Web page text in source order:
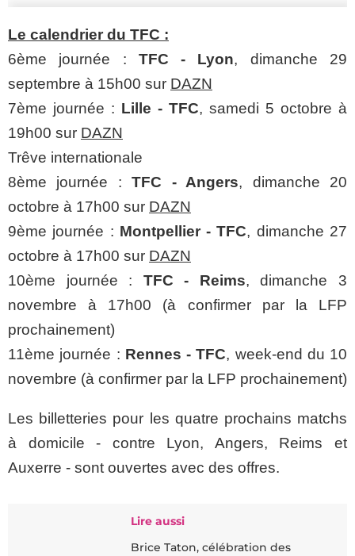
Le calendrier du TFC :
6ème journée : TFC - Lyon, dimanche 29
septembre à 15h00 sur DAZN
7ème journée : Lille - TFC, samedi 5 octobre à
19h00 sur DAZN
Trêve internationale
8ème journée :TFC - Angers, dimanche 20
octobre à 17h00 sur DAZN
9ème journée : Montpellier - TFC, dimanche 27
octobre à 17h00 sur DAZN
10ème journée : TFC - Reims, dimanche 3
novembre à 17h00 (à confirmer par la LFP
prochainement)
11ème journée : Rennes - TFC, week-end du 10
novembre (à confirmer par la LFP prochainement)
Les billetteries pour les quatre prochains matchs
à domicile - contre Lyon, Angers, Reims et
Auxerre - sont ouvertes avec des offres.
Lire aussi
Brice Taton, célébration des